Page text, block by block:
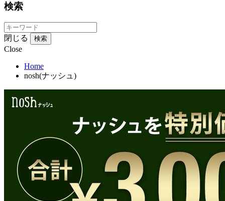
検索
閉じる 検索
Close
Home
nosh(ナッシュ)